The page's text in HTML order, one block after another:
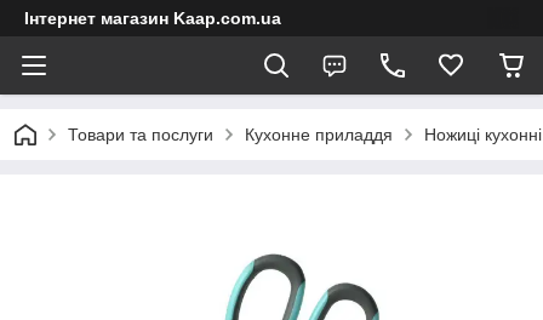
Інтернет магазин Kaap.com.ua
Товари та послуги Кухонне приладдя Ножиці кухонні